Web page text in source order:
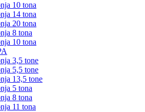
10 tona
14 tona
20 tona
8 tona
10 tona
3,5 tone
5,5 tone
13,5 tone
5 tona
8 tona
11 tona